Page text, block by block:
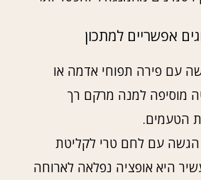
אפשריים למתכון
עם פירה תפוחי אדמה או
מוסיפה למנה מרקם רך
הטעמים.
הגשה עם לחם טרי לקליטת
היא אופציה נפלאה לארוחה